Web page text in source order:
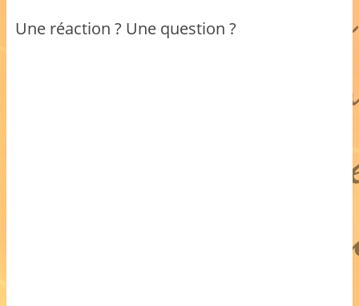
Une réaction ? Une question ?